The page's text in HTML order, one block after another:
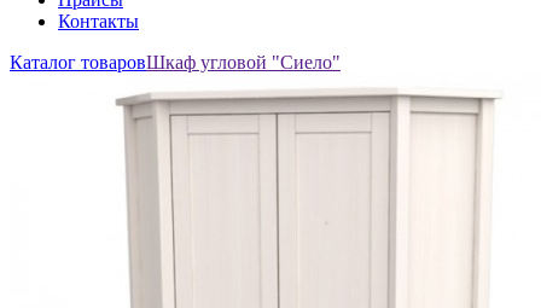
Контакты
Каталог товаровШкаф угловой "Сиело"